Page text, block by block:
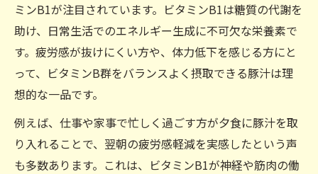
ミンB1が注目されています。ビタミンB1は糖質の代謝を
助け、日常生活でのエネルギー生成に不可欠な栄養素で
す。疲労感が抜けにくい方や、体力低下を感じる方にと
って、ビタミンB群をバランスよく摂取できる豚汁は理
想的な一品です。
例えば、仕事や家事で忙しく過ごす方が夕食に豚汁を取
り入れることで、翌朝の疲労感軽減を実感したという声
も多数あります。これは、ビタミンB1が神経や筋肉の働